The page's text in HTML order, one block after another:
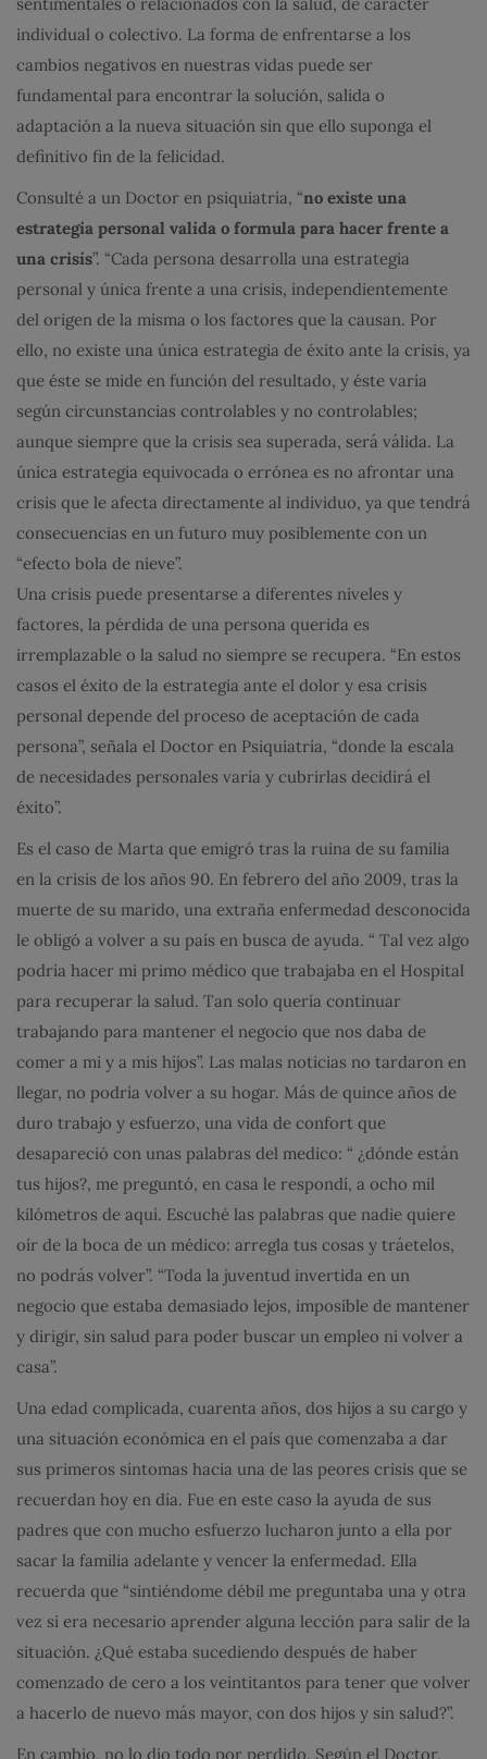
individual o colectivo. La forma de enfrentarse a los
cambios negativos en nuestras vidas puede ser
fundamental para encontrar la solución, salida o
adaptación a la nueva situación sin que ello suponga el
definitivo fin de la felicidad.
Consulté a un Doctor en psiquiatría, “no existe una
estrategia personal valida o formula para hacer frente a
una crisis”. “Cada persona desarrolla una estrategia
personal y única frente a una crisis, independientemente
del origen de la misma o los factores que la causan. Por
ello, no existe una única estrategia de éxito ante la crisis, ya
que éste se mide en función del resultado, y éste varía
según circunstancias controlables y no controlables;
aunque siempre que la crisis sea superada, será válida. La
única estrategia equivocada o errónea es no afrontar una
crisis que le afecta directamente al individuo, ya que tendrá
consecuencias en un futuro muy posiblemente con un
“efecto bola de nieve”.
Una crisis puede presentarse a diferentes niveles y
factores, la pérdida de una persona querida es
irremplazable o la salud no siempre se recupera. “En estos
casos el éxito de la estrategia ante el dolor y esa crisis
personal depende del proceso de aceptación de cada
persona”, señala el Doctor en Psiquiatría, “donde la escala
de necesidades personales varía y cubrirlas decidirá el
éxito”.
Es el caso de Marta que emigró tras la ruina de su familia
en la crisis de los años 90. En febrero del año 2009, tras la
muerte de su marido, una extraña enfermedad desconocida
le obligó a volver a su país en busca de ayuda. “ Tal vez algo
podría hacer mi primo médico que trabajaba en el Hospital
para recuperar la salud. Tan solo quería continuar
trabajando para mantener el negocio que nos daba de
comer a mi y a mis hijos”. Las malas noticias no tardaron en
llegar, no podría volver a su hogar. Más de quince años de
duro trabajo y esfuerzo, una vida de confort que
desapareció con unas palabras del medico: “ ¿dónde están
tus hijos?, me preguntó, en casa le respondí, a ocho mil
kilómetros de aquí. Escuché las palabras que nadie quiere
oír de la boca de un médico: arregla tus cosas y tráetelos,
no podrás volver”. “Toda la juventud invertida en un
negocio que estaba demasiado lejos, imposible de mantener
y dirigir, sin salud para poder buscar un empleo ni volver a
casa”.
Una edad complicada, cuarenta años, dos hijos a su cargo y
una situación económica en el país que comenzaba a dar
sus primeros síntomas hacia una de las peores crisis que se
recuerdan hoy en día. Fue en este caso la ayuda de sus
padres que con mucho esfuerzo lucharon junto a ella por
sacar la familia adelante y vencer la enfermedad. Ella
recuerda que “sintiéndome débil me preguntaba una y otra
vez si era necesario aprender alguna lección para salir de la
situación. ¿Qué estaba sucediendo después de haber
comenzado de cero a los veintitantos para tener que volver
a hacerlo de nuevo más mayor, con dos hijos y sin salud?”.
En cambio, no lo dio todo por perdido. Según el Doctor,